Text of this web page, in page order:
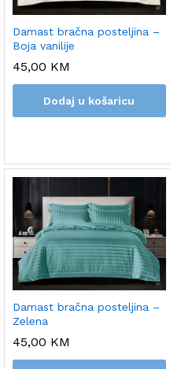
Damast bračna posteljina –
Boja vanilije
45,00 KM
Dodaj u košaricu
Damast bračna posteljina –
Zelena
45,00 KM